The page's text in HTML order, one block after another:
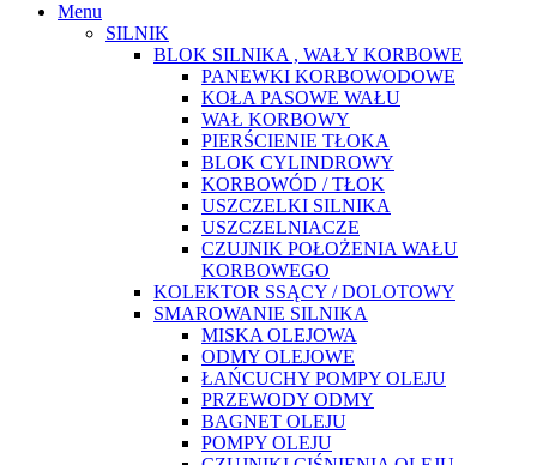
Menu
SILNIK
BLOK SILNIKA , WAŁY KORBOWE
PANEWKI KORBOWODOWE
KOŁA PASOWE WAŁU
WAŁ KORBOWY
PIERŚCIENIE TŁOKA
BLOK CYLINDROWY
KORBOWÓD / TŁOK
USZCZELKI SILNIKA
USZCZELNIACZE
CZUJNIK POŁOŻENIA WAŁU
KORBOWEGO
KOLEKTOR SSĄCY / DOLOTOWY
SMAROWANIE SILNIKA
MISKA OLEJOWA
ODMY OLEJOWE
ŁAŃCUCHY POMPY OLEJU
PRZEWODY ODMY
BAGNET OLEJU
POMPY OLEJU